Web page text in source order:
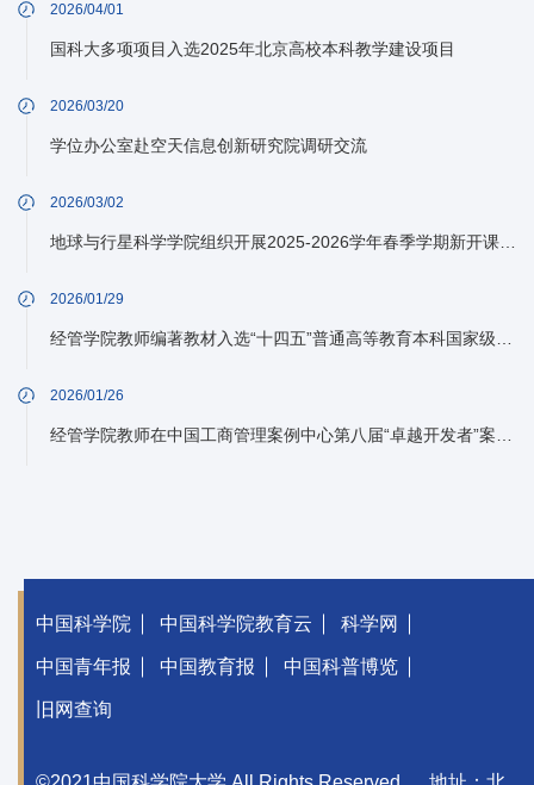
2026/04/01
国科大多项项目入选2025年北京高校本科教学建设项目
2026/03/20
学位办公室赴空天信息创新研究院调研交流
2026/03/02
地球与行星科学学院组织开展2025-2026学年春季学期新开课、开新课授课教师试讲会
2026/01/29
2026/01/26
中国科学院 中国科学院教育云 科学网
中国青年报 中国教育报 中国科普博览
旧网查询